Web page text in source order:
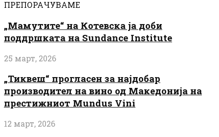
ПРЕПОРАЧУВАМЕ
„Мамутите“ на Котевска ја доби
поддршката на Sundance Institute
25 март, 2026
„Тиквеш“ прогласен за најдобар
производител на вино од Македонија на
престижниот Mundus Vini
12 март, 2026